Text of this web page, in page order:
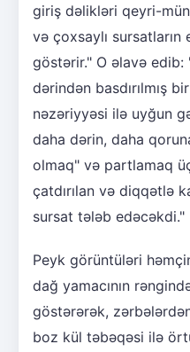
giriş dəlikləri qeyri-
və çoxsaylı
göstərir." O əlavə
dərindən basdırılmış
nəzəriyyəsi ilə uyğun
daha dərin, daha
olmaq" və partlamaq
çatdırılan və diqqətlə
sursat tələb edəcəkdi."
Peyk görüntüləri
dağ yamacının
göstərərək,
boz kül təbəqəsi ilə